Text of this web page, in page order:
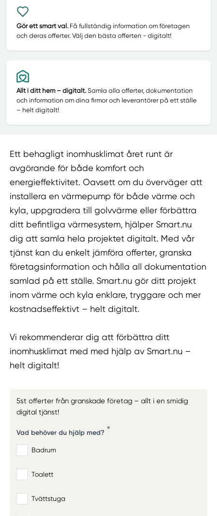
Gör ett smart val.Få fullständig information om företagen
och deras offerter. Välj den bästa offerten - digitalt!
Allt i ditt hem – digitalt.Samla alla offerter, dokumentation
och information om dina firmor och leverantörer på ett ställe
– helt digitalt!
Ett behagligt inomhusklimat året runt är
avgörande för både komfort och
energieffektivitet. Oavsett om du överväger att
installera en värmepump för både värme och
kyla, uppgradera till golvvärme eller förbättra
ditt befintliga värmesystem, hjälper Smart.nu
dig att samla hela projektet digitalt. Med vår
tjänst kan du enkelt jämföra offerter, granska
företagsinformation och hålla all dokumentation
samlad på ett ställe. Smart.nu gör ditt projekt
inom värme och kyla enklare, tryggare och mer
kostnadseffektivt – helt digitalt.
Vi rekommenderar dig att förbättra ditt
inomhusklimat med med hjälp av Smart.nu –
helt digitalt!
5st offerter från granskade företag – allt i en smidig
digital tjänst!
Vad behöver du hjälp med?
Badrum
Toalett
Tvättstuga